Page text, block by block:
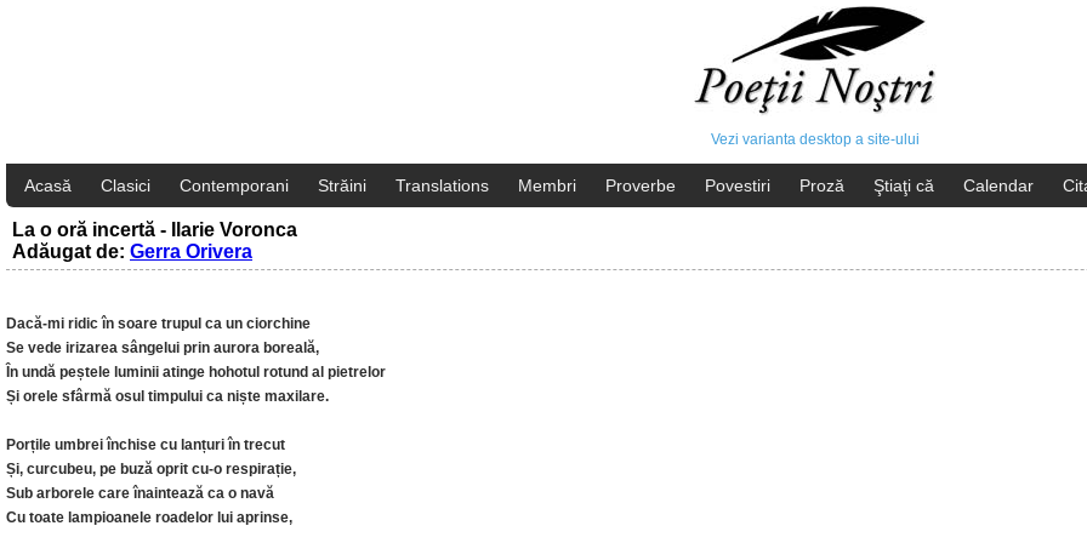
Vezi varianta desktop a site-ului
Acasă Clasici Contemporani Străini Translations Membri Proverbe Povestiri Proză Ştiaţi că Calendar
La o oră incertă - Ilarie Voronca
Adăugat de: Gerra Orivera
Dacă-mi ridic în soare trupul ca un ciorchine
Se vede irizarea sângelui prin aurora boreală,
În undă peștele luminii atinge hohotul rotund al pietrelor
Și orele sfârmă osul timpului ca niște maxilare.
Porțile umbrei închise cu lanțuri în trecut
Și, curcubeu, pe buză oprit cu-o respirație,
Sub arborele care înaintează ca o navă
Cu toate lampioanele roadelor lui aprinse,